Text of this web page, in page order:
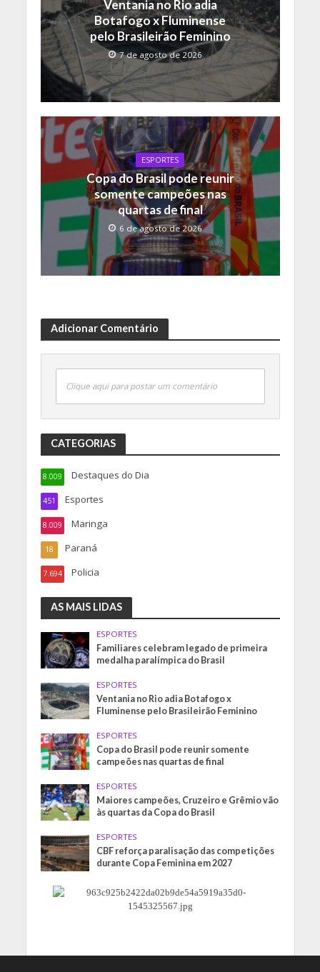
Ventania no Rio adia
Botafogo x Fluminense
pelo Brasileirão Feminino
7 de agosto de 2026
ESPORTES
Copa do Brasil pode reunir
somente campeões nas
quartas de final
6 de agosto de 2026
Adicionar Comentário
Clique aqui para postar um comentário
CATEGORIAS
Destaques do Dia
8.009
Esportes
451
Maringa
8.009
Paraná
18
Policia
7.694
AS MAIS LIDAS
ESPORTES
Familiares celebram legado de primeira
medalha paralímpica do Brasil
ESPORTES
Ventania no Rio adia Botafogo x
Fluminense pelo Brasileirão Feminino
ESPORTES
Copa do Brasil pode reunir somente
campeões nas quartas de final
ESPORTES
Maiores campeões, Cruzeiro e Grêmio vão
às quartas da Copa do Brasil
ESPORTES
CBF reforça paralisação das competições
durante Copa Feminina em 2027